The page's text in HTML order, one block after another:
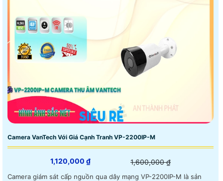
Camera VanTech Với Giá Cạnh Tranh VP-2200IP-M
1,120,000 ₫ 1,600,000 ₫
Camera giám sát cấp nguồn qua dây mạng VP-2200IP-M là sản